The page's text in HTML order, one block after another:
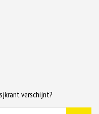
verschijnt?